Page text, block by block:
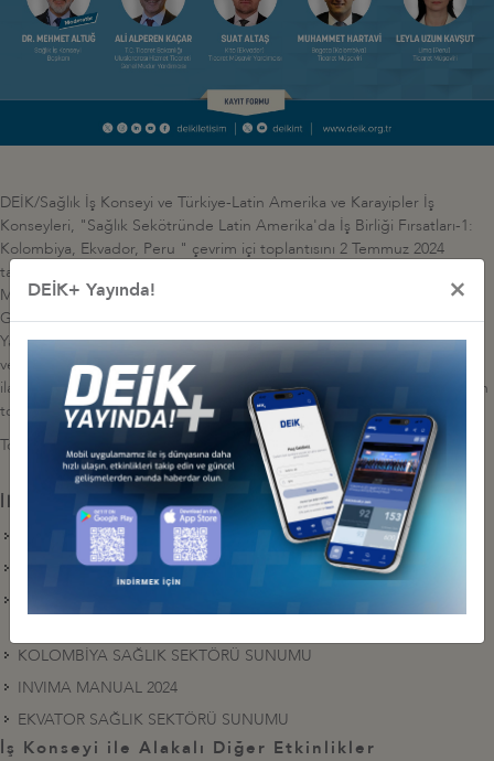
DEİK/Sağlık İş Konseyi ve Türkiye-Latin Amerika ve Karayipler İş
Konseyleri, "Sağlık Sekötründe Latin Amerika'da İş Birliği Fırsatları-1:
Kolombiya, Ekvador, Peru " çevrim içi toplantısını 2 Temmuz 2024
tarihinde gerçekleştirdi. Toplantıya, DEİK/Sağlık İş Konseyi Başkanı Dr.
Mehmet Altuğ ile T.C. Ticaret Bakanlığı Uluslararası Hizmet Ticareti
Genel Müdür Yardımcısı Alperen Kaçar, T.C. Kito Ticaret Müşavir
Yardımcısı Suat Altaş, T.C. Bogota Ticaret Müşaviri Muhammet Hartavi
ve T.C. Lima Ticaret Müşaviri Leyla Uzun Kavşut katıldı. Sağlık turizmi,
ilaç - medikal teknoloji ve ürünlerine yönelik iş birliği fırsatlarını aktarılan
toplantıda, soru-cevap bölümü ile sona erdi.
Toplantının kaydını
linkten izleyebilirsiniz.
İlgili Dosyalar
PERU SAĞLIK SEKTÖRÜ SUNUMU
KOLOMBİYA SAĞLIK TURİZMİ HAKKINDA MAKALE
KOLOMBİYA SAĞLIK SEKTÖRÜ SUNUMU
INVIMA MANUAL 2024
EKVATOR SAĞLIK SEKTÖRÜ SUNUMU
İş Konseyi ile Alakalı Diğer Etkinlikler
DEİK+ Yayında! ×